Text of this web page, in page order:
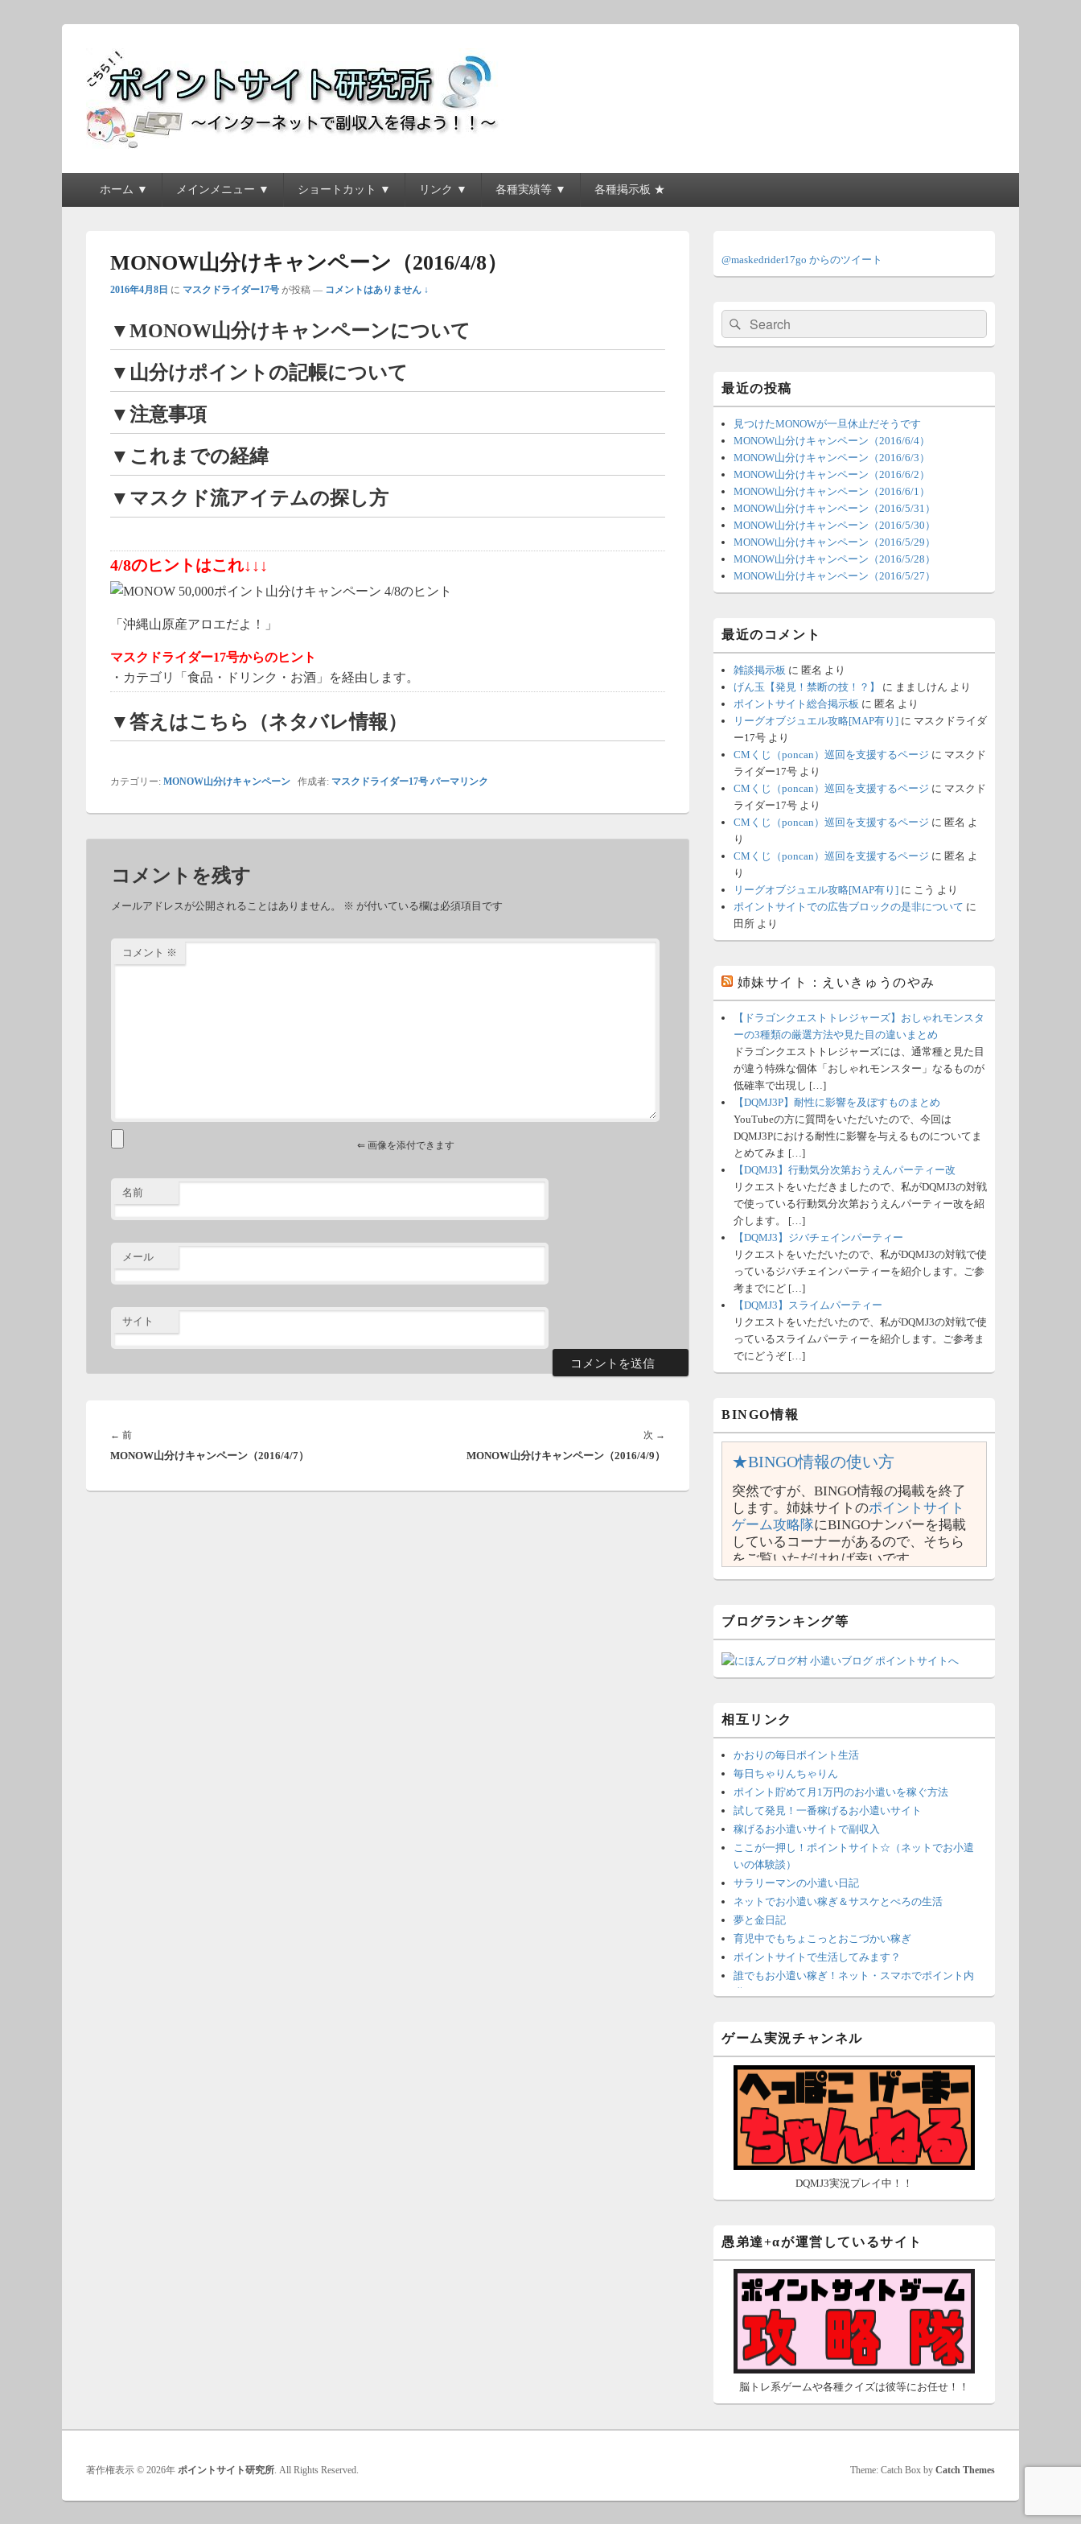
ポイントサイト研究所
ホーム ▼ メインメニュー ▼ ショートカット ▼ リンク ▼ 各種実績等 ▼ 各種掲示板 ★
MONOW山分けキャンペーン（2016/4/8）
2016年4月8日 に マスクドライダー17号 が投稿 — コメントはありません ↓
▼MONOW山分けキャンペーンについて
▼山分けポイントの記帳について
▼注意事項
▼これまでの経緯
▼マスクド流アイテムの探し方
4/8のヒントはこれ↓↓↓
「沖縄山原産アロエだよ！」
マスクドライダー17号からのヒント
・カテゴリ「食品・ドリンク・お酒」を経由します。
▼答えはこちら（ネタバレ情報）
カテゴリー: MONOW山分けキャンペーン 作成者: マスクドライダー17号 パーマリンク
コメントを残す
メールアドレスが公開されることはありません。 ※ が付いている欄は必須項目です
コメント ※
⇐ 画像を添付できます
名前
メール
サイト
稿
ナ
← 前前
の
MONOW山分けキャンペーン（2016/4/7）
次 →
MONOW山分けキャンペーン（2016/4/9）
ン
サ
ド
ー
ェ
ッ
ト
エ
リ
@maskedrider17go からのツイート
検
索:
検
索
最近の投稿
見つけたMONOWが一旦休止だそうです
MONOW山分けキャンペーン（2016/6/4）
MONOW山分けキャンペーン（2016/6/3）
MONOW山分けキャンペーン（2016/6/2）
MONOW山分けキャンペーン（2016/6/1）
MONOW山分けキャンペーン（2016/5/31）
MONOW山分けキャンペーン（2016/5/30）
MONOW山分けキャンペーン（2016/5/29）
MONOW山分けキャンペーン（2016/5/28）
MONOW山分けキャンペーン（2016/5/27）
最近のコメント
雑談掲示板 に 匿名 より
げん玉【発見！禁断の技！？】
に まましけん より
ポイントサイト総合掲示板 に 匿名 より
リーグオブジュエル攻略[MAP有り] に マスクドライダ
ー17号 より
CMくじ（poncan）巡回を支援するページ に マスクド
ライダー17号 より
CMくじ（poncan）巡回を支援するページ に マスクド
ライダー17号 より
CMくじ（poncan）巡回を支援するページ に 匿名 よ
り
CMくじ（poncan）巡回を支援するページ に 匿名 よ
り
リーグオブジュエル攻略[MAP有り] に こう より
ポイントサイトでの広告ブロックの是非について に
田所 より
姉妹サイト：えいきゅうのやみ
【ドラゴンクエストトレジャーズ】おしゃれモンスタ
ーの3種類の厳選方法や見た目の違いまとめ
ドラゴンクエストトレジャーズには、通常種と見た目
が違う特殊な個体「おしゃれモンスター」なるものが
低確率で出現し […]
【DQMJ3P】耐性に影響を及ぼすものまとめ
YouTubeの方に質問をいただいたので、今回は
DQMJ3Pにおける耐性に影響を与えるものについてま
とめてみま […]
【DQMJ3】行動気分次第おうえんパーティー改
リクエストをいただきましたので、私がDQMJ3の対戦
で使っている行動気分次第おうえんパーティー改を紹
介します。 […]
【DQMJ3】ジバチェインパーティー
リクエストをいただいたので、私がDQMJ3の対戦で使
っているジバチェインパーティーを紹介します。ご参
考までにど […]
【DQMJ3】スライムパーティー
リクエストをいただいたので、私がDQMJ3の対戦で使
っているスライムパーティーを紹介します。ご参考ま
でにどうぞ […]
BINGO情報
★BINGO情報の使い方
突然ですが、BINGO情報の掲載を終了
します。姉妹サイトのポイントサイト
ゲーム攻略隊にBINGOナンバーを掲載
しているコーナーがあるので、そちら
をご覧いただければ幸いです。
ブログランキング等
相互リンク
かおりの毎日ポイント生活
毎日ちゃりんちゃりん
ポイント貯めて月1万円のお小遣いを稼ぐ方法
試して発見！一番稼げるお小遣いサイト
稼げるお小遣いサイトで副収入
ここが一押し！ポイントサイト☆（ネットでお小遣
いの体験談）
サラリーマンの小遣い日記
ネットでお小遣い稼ぎ＆サスケとぺろの生活
夢と金日記
育児中でもちょこっとおこづかい稼ぎ
ポイントサイトで生活してみます？
誰でもお小遣い稼ぎ！ネット・スマホでポイント内
沈黙は金なり
ポイントがお金に！？-空いた時間でちょい稼ぎ-
在宅deお小遣い！～小銭だって集めれば諭吉になる
ネット収入攻略ナビ
ポイントサイトは安全？危険？お小遣い稼ぎサイト
の使い方ガイド
ゲーム実況チャンネル
DQMJ3実況プレイ中！！
愚弟達+αが運営しているサイト
脳トレ系ゲームや各種クイズは彼等にお任せ！！
著作権表示 © 2026年 ポイントサイト研究所. All Rights Reserved. Theme: Catch Box by Catch Themes